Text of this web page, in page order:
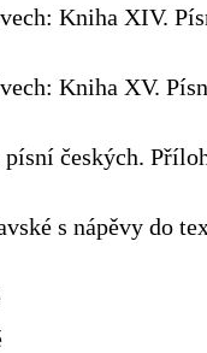
Kniha XIV.
Kniha XV.
českých.
s nápěvy do